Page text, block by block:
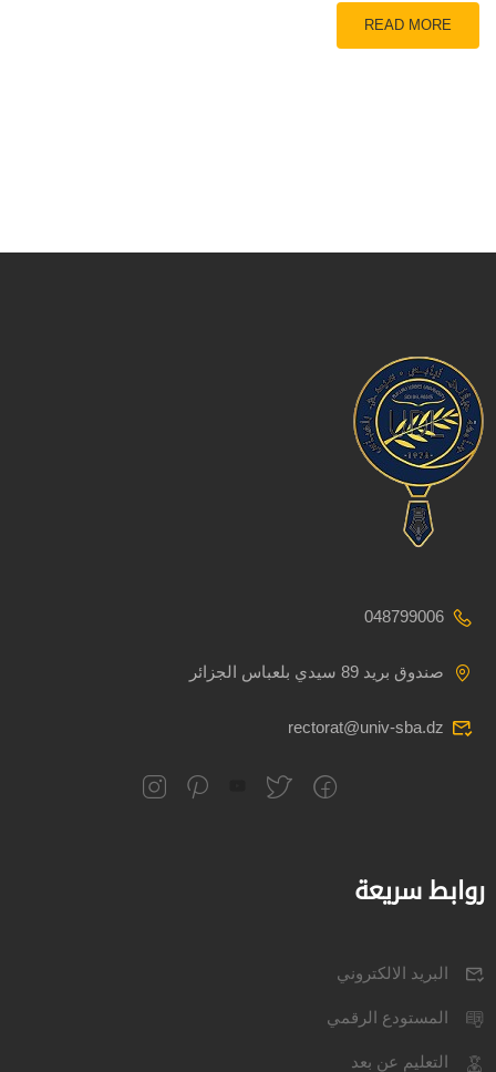
READ MORE
048799006
صندوق بريد 89 سيدي بلعباس الجزائر
rectorat@univ-sba.dz
روابط سريعة
البريد الالكتروني
المستودع الرقمي
التعليم عن بعد